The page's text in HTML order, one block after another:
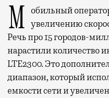
Мобильный оператор Т2 завершил работы по увеличению
Речь про 15 городов-
нарастили количество
LTE2300. Это
диапазон, который
емкости сети и